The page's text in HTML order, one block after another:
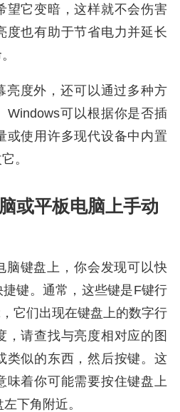
望它变暗，这样就不会伤害
度也有助于节省电力并延长
亮度外，还可以通过多种方
Windows可以根据你是否插
或使用许多现代设备中内置
。
或平板电脑上手动
脑键盘上，你会发现可以快
键。通常，这些键是F键行
它们出现在键盘上的数字行
，请查找与亮度相对应的图
类似的东西，然后按键。这
味着你可能需要按住键盘上
下角附近。